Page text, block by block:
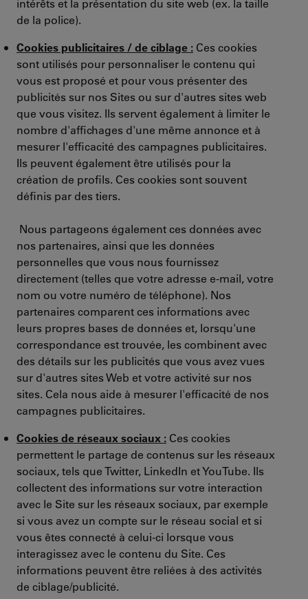
intérêts et la présentation du site web (ex. la taille
de la police).
Cookies publicitaires / de ciblage : Ces cookies
sont utilisés pour personnaliser le contenu qui
vous est proposé et pour vous présenter des
publicités sur nos Sites ou sur d'autres sites web
que vous visitez. Ils servent également à limiter le
nombre d'affichages d'une même annonce et à
mesurer l'efficacité des campagnes publicitaires.
Ils peuvent également être utilisés pour la
création de profils. Ces cookies sont souvent
définis par des tiers.
Nous partageons également ces données avec
nos partenaires, ainsi que les données
personnelles que vous nous fournissez
directement (telles que votre adresse e-mail, votre
nom ou votre numéro de téléphone). Nos
partenaires comparent ces informations avec
leurs propres bases de données et, lorsqu'une
correspondance est trouvée, les combinent avec
des détails sur les publicités que vous avez vues
sur d'autres sites Web et votre activité sur nos
sites. Cela nous aide à mesurer l'efficacité de nos
campagnes publicitaires.
Cookies de réseaux sociaux : Ces cookies
permettent le partage de contenus sur les réseaux
sociaux, tels que Twitter, LinkedIn et YouTube. Ils
collectent des informations sur votre interaction
avec le Site sur les réseaux sociaux, par exemple
si vous avez un compte sur le réseau social et si
vous êtes connecté à celui-ci lorsque vous
interagissez avec le contenu du Site. Ces
informations peuvent être reliées à des activités
de ciblage/publicité.